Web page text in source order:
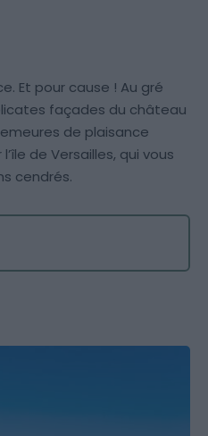
Et pour cause ! Au gré
façades du château
de plaisance
de Versailles, qui vous
cendrés.